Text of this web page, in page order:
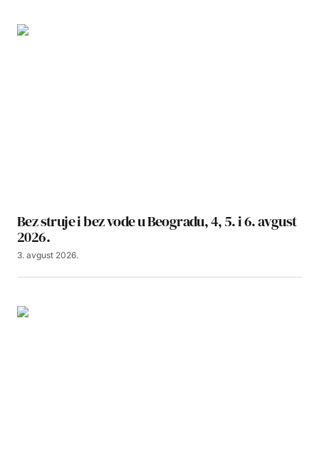
Bez struje i bez vode u Beogradu, 4, 5. i 6. avgust
2026.
3. avgust 2026.